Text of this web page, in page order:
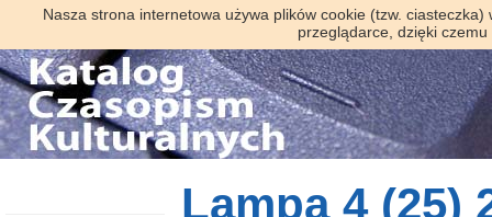
Nasza strona internetowa używa plików cookie (tzw.
przeglądarce, dzięki
Lampa 4 (25)